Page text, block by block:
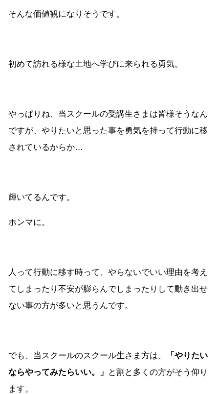
そんな価値観になりそうです。
初めて訪れる様な土地へ学びに来られる勇気。
やっぱりね、当スクールの受講生さまは皆様そうなん
ですが、やりたいと思った事を勇気を持って行動に移
されているからか…
輝いてるんです。
ホンマに。
人って行動に移す時って、やらないでいい理由を考え
てしまったり不安が膨らんでしまったりして動き出せ
ない事の方が多いと思うんです。
でも、当スクールのスクール生さま方は、
「やりたい
ならやってみたらいい。」
と割と多くの方がそう仰り
ます。